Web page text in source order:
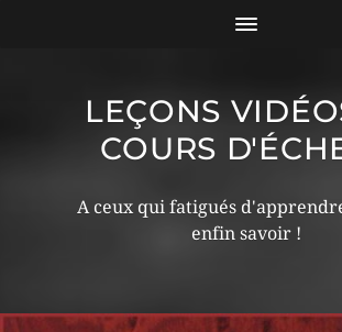
LEÇONS
COURS
A ceux qui fatigués
enfin savoir !